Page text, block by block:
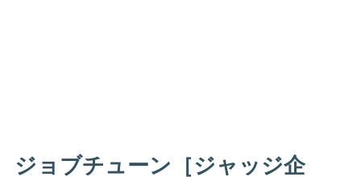
ジョブチューン［ジャッジ企